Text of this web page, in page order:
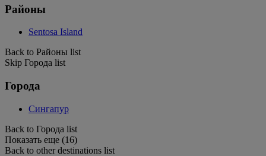
Районы
Sentosa Island
Back to Районы list
Skip Города list
Города
Сингапур
Back to Города list
Показать еще (16)
Back to other destinations list